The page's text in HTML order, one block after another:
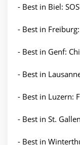
- Best in Biel:
- Best in
- Best in Genf:
- Best in
- Best in Luzern:
- Best in St.
- Best in